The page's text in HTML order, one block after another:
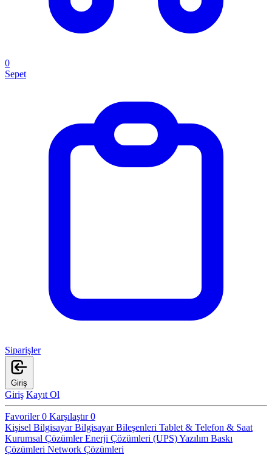
0
Sepet
Siparişler
Giriş
Giriş Kayıt Ol
Favoriler0 Karşılaştır0
Kişisel BilgisayarBilgisayar Bileşenleri Tablet & Telefon & Saat
Kurumsal ÇözümlerEnerji Çözümleri (UPS)Yazılım Baskı
Çözümleri Network Çözümleri